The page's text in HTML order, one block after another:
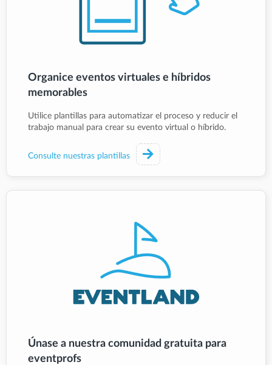
Organice eventos virtuales e híbridos
memorables
Utilice plantillas para automatizar el proceso y reducir el
trabajo manual para crear su evento virtual o híbrido.
Consulte nuestras plantillas
Únase a nuestra comunidad gratuita para
eventprofs